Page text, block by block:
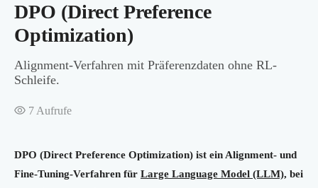
DPO (Direct Preference
Optimization)
Alignment-Verfahren mit Präferenzdaten ohne RL-
Schleife.
7 Aufrufe
DPO (Direct Preference Optimization) ist ein Alignment- und
Fine-Tuning-Verfahren für Large Language Model (LLM), bei